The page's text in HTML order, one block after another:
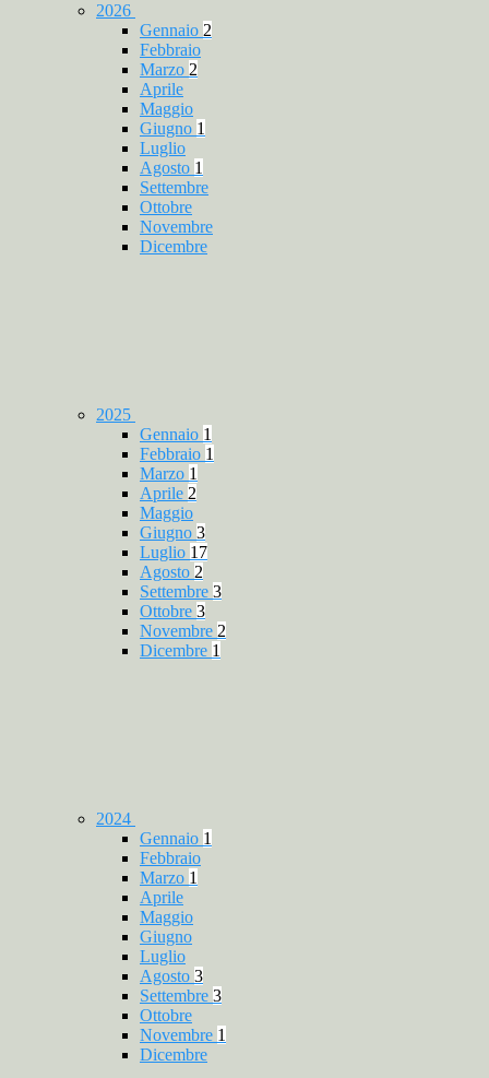
2026
Gennaio 2
Febbraio
Marzo 2
Aprile
Maggio
Giugno 1
Luglio
Agosto 1
Settembre
Ottobre
Novembre
Dicembre
2025
Gennaio 1
Febbraio 1
Marzo 1
Aprile 2
Maggio
Giugno 3
Luglio 17
Agosto 2
Settembre 3
Ottobre 3
Novembre 2
Dicembre 1
2024
Gennaio 1
Febbraio
Marzo 1
Aprile
Maggio
Giugno
Luglio
Agosto 3
Settembre 3
Ottobre
Novembre 1
Dicembre